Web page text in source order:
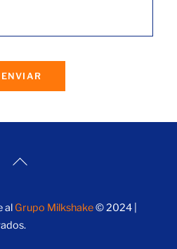
ENVIAR
Back
al Grupo Milkshake© 2024 |